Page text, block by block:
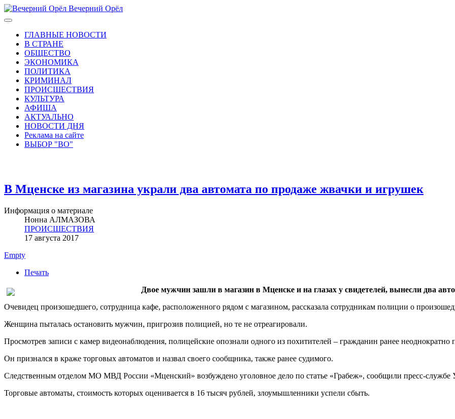
Вечерний Орёл
ГЛАВНЫЕ НОВОСТИ
В СТРАНЕ
ОБЩЕСТВО
ЭКОНОМИКА
ПОЛИТИКА
КРИМИНАЛ
ПРОИСШЕСТВИЯ
КУЛЬТУРА
АФИША
АКТУАЛЬНО
НОВОСТИ ДНЯ
Реклама на сайте
ВЫБОР "ВО"
В Мценске из магазина украли два автомата по продаже жвачки и игрушек
Информация о материале
Нонна АЛМАЗОВА
ПРОИСШЕСТВИЯ
17 августа 2017
Empty
Печать
Двое мужчин зашли в магазин в Мценске и на глазах у свидетелей, вынесли два
Очевидец произошедшего, сотрудница кафе, расположенного рядом с магазином, рассказала сотрудникам полиции о
Женщина пыталась остановить мужчин, пригрозив полицией, но те не отреагировали.
Просмотрев записи с камер видеонаблюдения, полицейские опознали одного из похитителей – гражданин ранее неоднократно
Он признался в краже торговых автоматов и назвал своего сообщника, также ранее судимого.
Следственным отделом МО МВД России «Мценский» возбуждено уголовное дело по статье «Грабеж», сообщили пресс-
Торговые автоматы, стоимость которых оценивается в 16 тысяч рублей, злоумышленники успели сбыть.